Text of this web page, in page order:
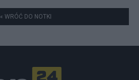
« WRÓĆ DO NOTKI